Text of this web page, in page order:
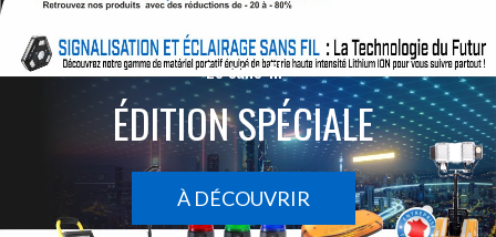
Le sans-fil
ÉDITION SPÉCIALE
À DÉCOUVRIR